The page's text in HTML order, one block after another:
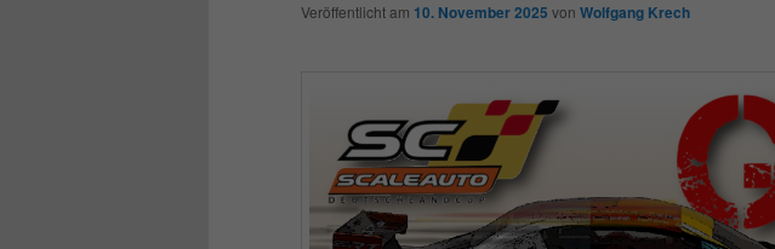
Veröffentlicht am 10. November 2025 von Wolfgang Krech